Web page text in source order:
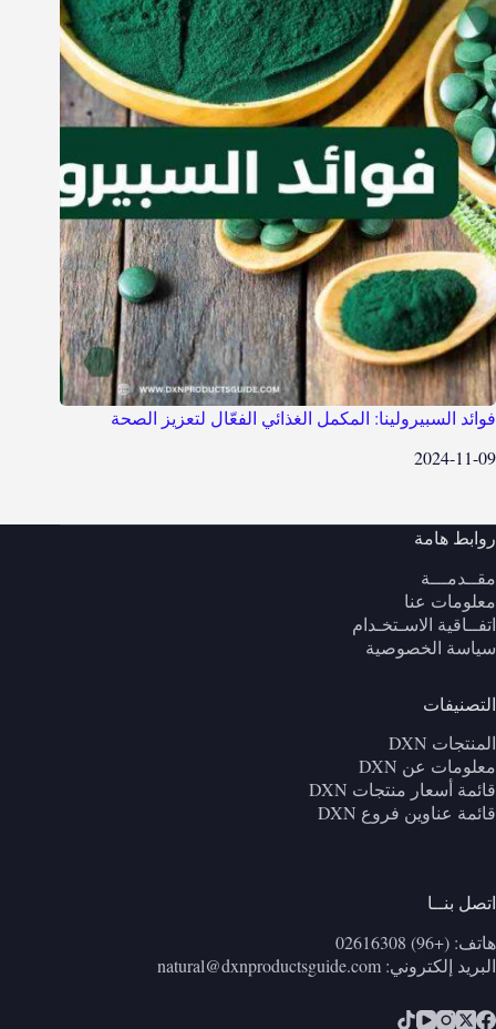
فوائد السبيرولينا: المكمل الغذائي الفعّال لتعزيز الصحة
2024-11-09
روابط هامة
مقــدمـــة
معلومات عنا
اتفــاقية الاسـتخـدام
سياسة الخصوصية
التصنيفات
المنتجات DXN
معلومات عن DXN
قائمة أسعار منتجات DXN
قائمة عناوين فروع DXN
اتصل بنــا
هاتف: (+96) 02616308
البريد إلكتروني: natural@dxnproductsguide.com